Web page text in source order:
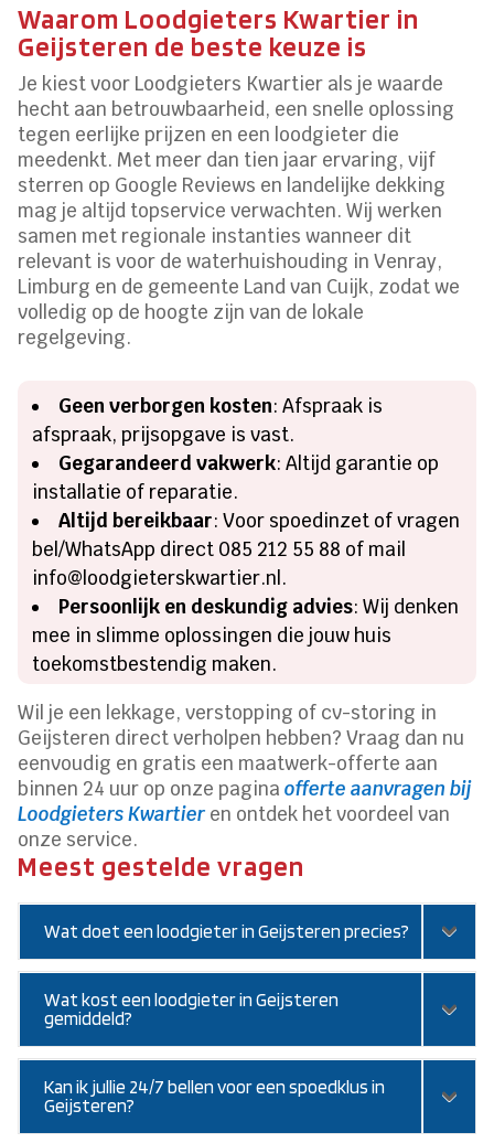
Waarom Loodgieters Kwartier in
Geijsteren de beste keuze is
Je kiest voor Loodgieters Kwartier als je waarde
hecht aan betrouwbaarheid, een snelle oplossing
tegen eerlijke prijzen en een loodgieter die
meedenkt.​ Met meer dan tien jaar ervaring, vijf
sterren op Google Reviews en landelijke dekking
mag je altijd topservice verwachten.​ Wij werken
samen met regionale instanties wanneer dit
relevant is voor de waterhuishouding in Venray,
Limburg en de gemeente Land van Cuijk, zodat we
volledig op de hoogte zijn van de lokale
regelgeving.​
Geen verborgen kosten: Afspraak is
afspraak, prijsopgave is vast.​
Gegarandeerd vakwerk: Altijd garantie op
installatie of reparatie.​
Altijd bereikbaar: Voor spoedinzet of vragen
bel/WhatsApp direct 085 212 55 88 of mail
info@loodgieterskwartier.​nl.​
Persoonlijk en deskundig advies: Wij denken
mee in slimme oplossingen die jouw huis
toekomstbestendig maken.​
Wil je een lekkage, verstopping of cv-storing in
Geijsteren direct verholpen hebben? Vraag dan nu
eenvoudig en gratis een maatwerk-offerte aan
binnen 24 uur op onze paginaofferte aanvragen bij
Loodgieters Kwartier en ontdek het voordeel van
onze service.​
Meest gestelde vragen
Wat doet een loodgieter in Geijsteren precies?
Wat kost een loodgieter in Geijsteren
gemiddeld?
Kan ik jullie 24/7 bellen voor een spoedklus in
Geijsteren?